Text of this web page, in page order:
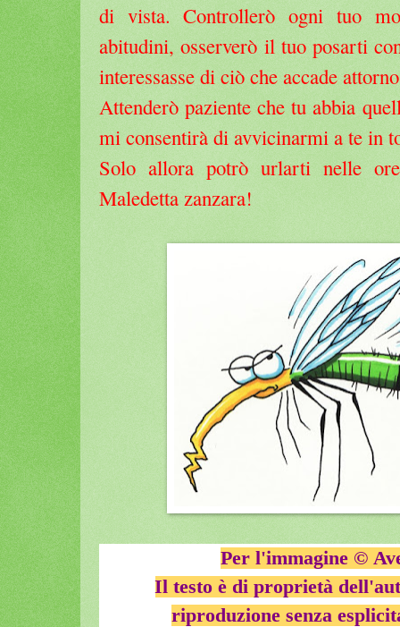
di vista. Controllerò ogni tuo
abitudini, osserverò il tuo posarti
interessasse di ciò che accade
Attenderò paziente che tu abbia
mi consentirà di avvicinarmi a te in
Solo allora potrò urlarti nelle
Maledetta zanzara!
Per l'immagine ©
Il testo è di proprietà
riproduzione senza